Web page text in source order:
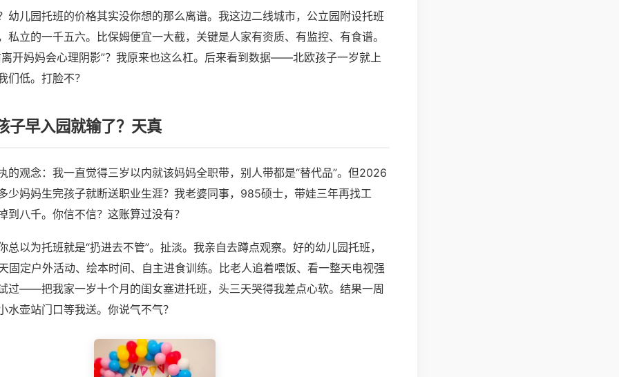
幼儿园托班的价格其实没你想的那么离谱。我这边二线城市，公立园附设托班
私立的一千五六。比保姆便宜一大截，关键是人家有资质、有监控、有食谱。
离开妈妈会心理阴影”？我原来也这么杠。后来看到数据——北欧孩子一岁就上
们低。打脸不？
子早入园就输了？天真
的观念：我一直觉得三岁以内就该妈妈全职带，别人带都是“替代品”。但2026
少妈妈生完孩子就断送职业生涯？我老婆同事，985硕士，带娃三年再找工
到八千。你信不信？这账算过没有？
总以为托班就是“扔进去不管”。扯淡。我亲自去蹲点观察。好的幼儿园托班，
固定户外活动、绘本时间、自主进食训练。比老人追着喂饭、看一整天电视强
过——把我家一岁十个月的闺女塞进托班，头三天哭得我差点心软。结果一周
水壶站门口等我送。你说气不气？